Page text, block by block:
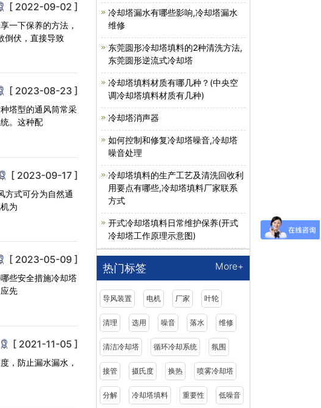
[ 2022-09-02 ]
一下保养的方法，
伏，直接导致
[ 2023-08-23 ]
塔型的通风筒常采
。这种配
[ 2023-09-17 ]
方式可分为自然通
为
[ 2023-05-09 ]
些安全措施冷却塔
先
[ 2021-11-05 ]
，防止漏水漏水，
冷却塔漏水有哪些影响,冷却塔漏水
维修
东莞圆形冷却塔填料的2种清洗方法,
东莞圆形逆流式冷却塔
冷却塔填料材质有哪几种？(中央空
调冷却塔填料材质有几种)
冷却塔消声器
如何控制和修复冷却塔噪音,冷却塔
噪音处理
冷却塔填料的生产工艺及清洗回收利
用要点有哪些,冷却塔填料厂家联系
方式
开式冷却塔填料日常维护保养(开式
冷却塔工作原理示意图)
热门标签 More+
导风装置 电机 厂家 叶轮
清理 选用 噪音 落水 维修
清洁冷却塔 循环冷却系统 氛围
接管 摄氏度 换热 喷雾冷却塔
分解 冷却塔填料 重要性 低噪音